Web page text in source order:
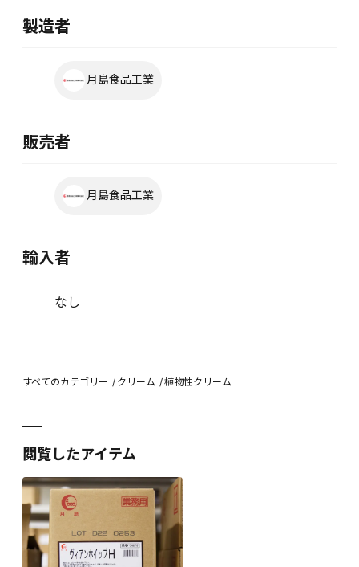
製造者
月島食品工業
販売者
月島食品工業
輸入者
なし
すべてのカテゴリー クリーム 植物性クリーム
閲覧したアイテム